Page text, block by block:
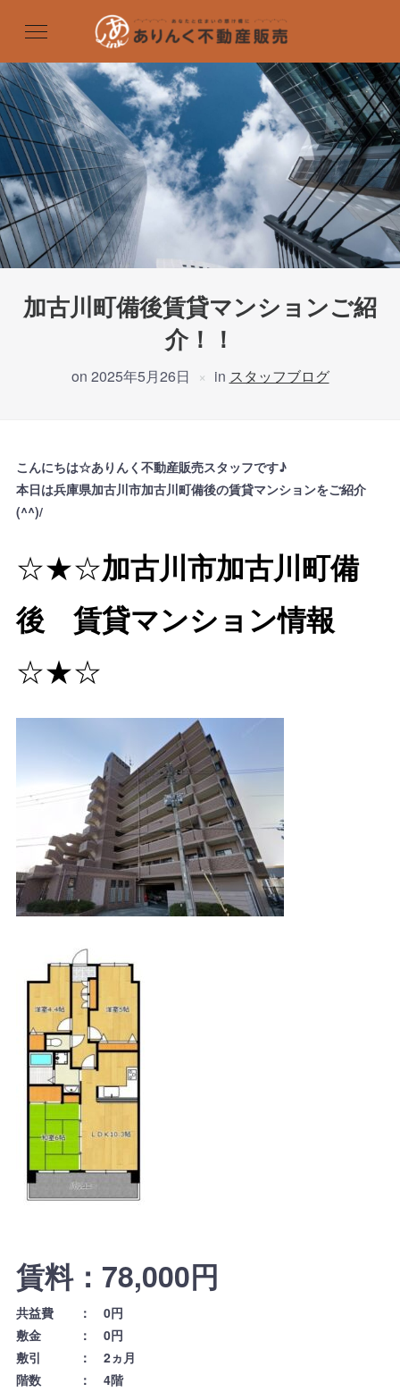
加古川町備後賃貸マンションご紹
介！！
on 2025年5月26日 in スタッフブログ
こんにちは☆ありんく不動産販売スタッフです♪
本日は兵庫県加古川市加古川町備後の賃貸マンションをご紹介
(^^)/
☆★☆加古川市加古川町備
後 賃貸マンション情報
☆★☆
賃料：78,000円
共益費 ： 0円
敷金 ： 0円
敷引 ： 2ヵ月
階数 ： 4階